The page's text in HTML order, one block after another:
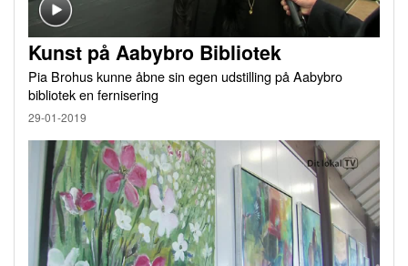
Kunst på Aabybro Bibliotek
Pia Brohus kunne åbne sin egen udstilling på Aabybro
bibliotek en fernisering
29-01-2019